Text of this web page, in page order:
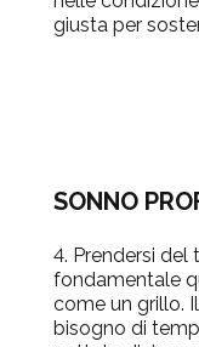
giusta per
SONNO
4. Prendersi del
fondamentale
come un grillo.
bisogno di